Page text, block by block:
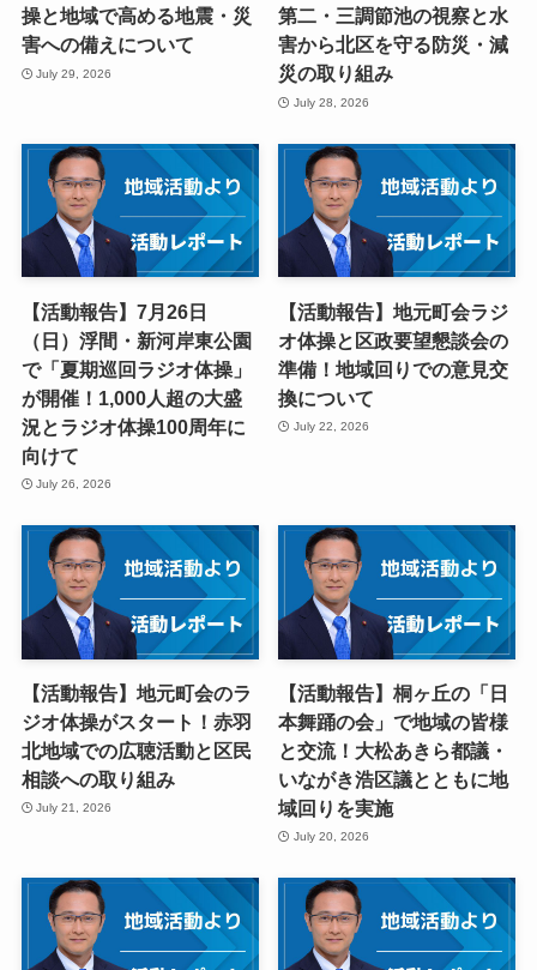
操と地域で高める地震・災
害への備えについて
July 29, 2026
第二・三調節池の視察と水
害から北区を守る防災・減
災の取り組み
July 28, 2026
【活動報告】7月26日
（日）浮間・新河岸東公園
で「夏期巡回ラジオ体操」
が開催！1,000人超の大盛
況とラジオ体操100周年に
向けて
July 26, 2026
【活動報告】地元町会ラジ
オ体操と区政要望懇談会の
準備！地域回りでの意見交
換について
July 22, 2026
【活動報告】地元町会のラ
ジオ体操がスタート！赤羽
北地域での広聴活動と区民
相談への取り組み
July 21, 2026
【活動報告】桐ヶ丘の「日
本舞踊の会」で地域の皆様
と交流！大松あきら都議・
いながき浩区議とともに地
域回りを実施
July 20, 2026